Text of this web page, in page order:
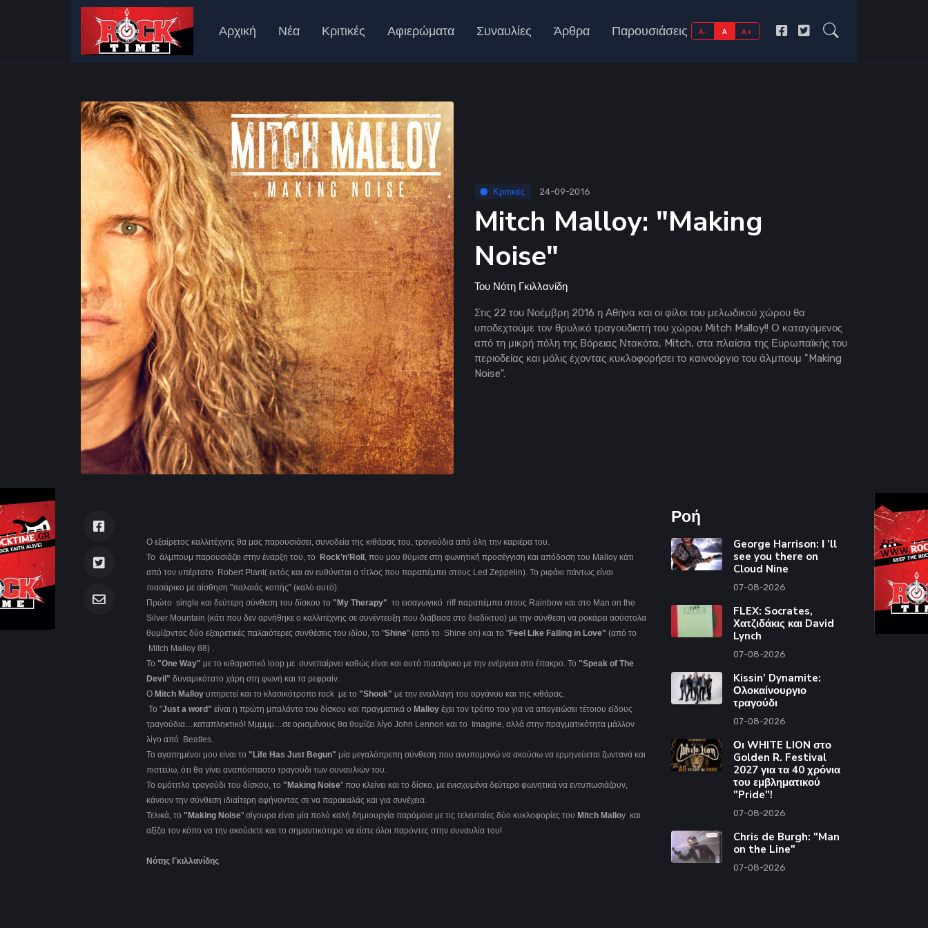
Αρχική Νέα Κριτικές Αφιερώματα Συναυλίες Άρθρα Παρουσιάσεις A- A A+
Κριτικές 24-09-2016
Mitch Malloy: "Making
Noise"
Του Νότη Γκιλλανίδη
Στις 22 του Νοέμβρη 2016 η Αθήνα και οι φίλοι του μελωδικού χώρου θα
υποδεχτούμε τον θρυλικό τραγουδιστή του χώρου Mitch Malloy!! Ο καταγόμενος
από τη μικρή πόλη της Βόρειας Ντακότα, Mitch, στα πλαίσια της Ευρωπαϊκής του
περιοδείας και μόλις έχοντας κυκλοφορήσει το καινούργιο του άλμπουμ "Making
Noise".
O εξαίρετος καλλιτέχνης θα μας παρουσιάσει, συνοδεία της κιθάρας του, τραγούδια από όλη την καριέρα του.
Το άλμπουμ παρουσιάζει στην έναρξη του, το Rock’n’Roll , που μου θύμισε στη φωνητική προσέγγιση και απόδοση του Malloy κάτι
από τον υπέρτατο Robert Plant( εκτός και αν ευθύνεται ο τίτλος που παραπέμπει στους Led Zeppelin). Το ριφάκι πάντως είναι
πιασάρικο με αίσθηση "παλαιάς κοπής" (καλό αυτό).
Πρώτο single και δεύτερη σύνθεση του δίσκου το "My Therapy" το εισαγωγικό riff παραπέμπει στους Rainbow και στο Man on the
Silver Mountain (κάτι που δεν αρνήθηκε ο καλλιτέχνης σε συνέντευξη που διάβασα στο διαδίκτυο) με την σύνθεση να ροκάρει ασύστολα
θυμίζοντας δύο εξαιρετικές παλαιότερες συνθέσεις του ιδίου, το "Shine" (από το Shine on) και το "Feel Like Falling in Love" (από το
Mitch Malloy 88) .
Το "One Way" με το κιθαριστικό loop με συνεπαίρνει καθώς είναι και αυτό πιασάρικο με την ενέργεια στο έπακρο. Το "Speak of The
Devil" δυναμικότατο χάρη στη φωνή και τα ρεφραίν.
Ο Mitch Malloy υπηρετεί και το κλασικότροπο rock με το "Shook" με την εναλλαγή του οργάνου και της κιθάρας.
Το "Just a word" είναι η πρώτη μπαλάντα του δίσκου και πραγματικά ο Malloy έχει τον τρόπο του για να απογειώσει τέτοιου είδους
τραγούδια…καταπληκτικό! Μμμμμ…σε ορισμένους θα θυμίζει λίγο John Lennon και το Imagine, αλλά στην πραγματικότητα μάλλον
λίγο από Beatles.
Το αγαπημένοι μου είναι το "Life Has Just Begun" μία μεγαλόπρεπη σύνθεση που ανυπομονώ να ακούσω να ερμηνεύεται ζωντανά και
πιστεύω, ότι θα γίνει αναπόσπαστο τραγούδι των συναυλιών του.
Το ομότιτλο τραγούδι του δίσκου, το "Making Noise" που κλείνει και το δίσκο, με ενισχυμένα δεύτερα φωνητικά να εντυπωσιάζουν,
κάνουν την σύνθεση ιδιαίτερη αφήνοντας σε να παρακαλάς και για συνέχεια.
Τελικά, το "Making Noise" σίγουρα είναι μία πολύ καλή δημιουργία παρόμοια με τις τελευταίες δύο κυκλοφορίες του Mitch Malloy και
αξίζει τον κόπο να την ακούσετε και το σημαντικότερο να είστε όλοι παρόντες στην συναυλία του!
Νότης Γκιλλανίδης
Ροή
George Harrison: Ι ’ll
see you there on
Cloud Nine
07-08-2026
FLEX: Socrates,
Χατζιδάκις και David
Lynch
07-08-2026
Kissin’ Dynamite:
Ολοκαίνουργιο
τραγούδι
07-08-2026
Οι WHITE LION στο
Golden R. Festival
2027 για τα 40 χρόνια
του εμβληματικού
"Pride"!
07-08-2026
Chris de Burgh: "Man
on the Line"
07-08-2026